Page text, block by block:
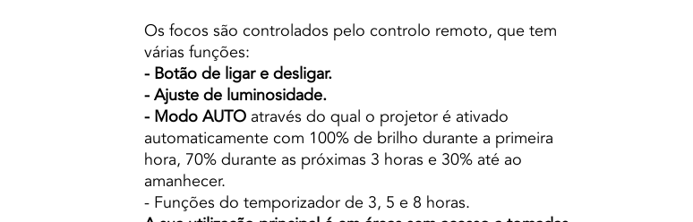
Os focos são controlados pelo controlo remoto, que tem
várias funções:
- Botão de ligar e desligar.
- Ajuste de luminosidade.
- Modo AUTO através do qual o projetor é ativado
automaticamente com 100% de brilho durante a primeira
hora, 70% durante as próximas 3 horas e 30% até ao
amanhecer.
- Funções do temporizador de 3, 5 e 8 horas.